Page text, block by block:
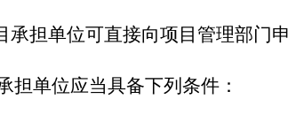
担单位可直接向项目管理部门申
担单位应当具备下列条件：